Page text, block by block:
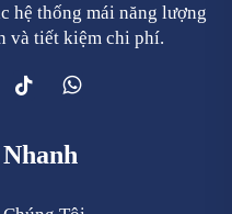
hệ thống mái năng lượng
và tiết kiệm chi phí.